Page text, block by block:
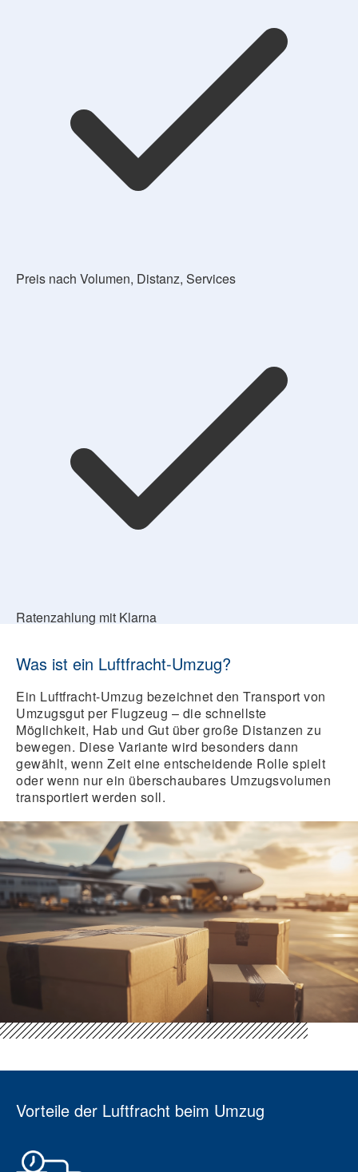
Preis nach Volumen, Distanz, Services
Ratenzahlung mit Klarna
Was ist ein Luftfracht-Umzug?
Ein Luftfracht-Umzug bezeichnet den Transport von
Umzugsgut per Flugzeug – die schnellste
Möglichkeit, Hab und Gut über große Distanzen zu
bewegen. Diese Variante wird besonders dann
gewählt, wenn Zeit eine entscheidende Rolle spielt
oder wenn nur ein überschaubares Umzugsvolumen
transportiert werden soll.
Vorteile der Luftfracht beim Umzug